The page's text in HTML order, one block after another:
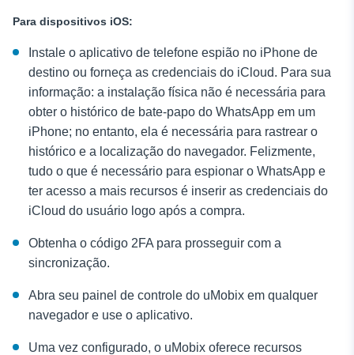
Para dispositivos iOS:
Instale o aplicativo de telefone espião no iPhone de
destino ou forneça as credenciais do iCloud. Para sua
informação: a instalação física não é necessária para
obter o histórico de bate-papo do WhatsApp em um
iPhone; no entanto, ela é necessária para rastrear o
histórico e a localização do navegador. Felizmente,
tudo o que é necessário para espionar o WhatsApp e
ter acesso a mais recursos é inserir as credenciais do
iCloud do usuário logo após a compra.
Obtenha o código 2FA para prosseguir com a
sincronização.
Abra seu painel de controle do uMobix em qualquer
navegador e use o aplicativo.
Uma vez configurado, o uMobix oferece recursos